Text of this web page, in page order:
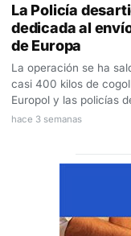
La Policía
dedicada al
de Europa
La operación se ha
casi 400 kilos de
Europol y las policías
hace 3 semanas